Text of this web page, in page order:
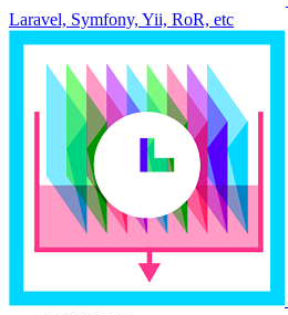
Laravel, Symfony, Yii, RoR, etc